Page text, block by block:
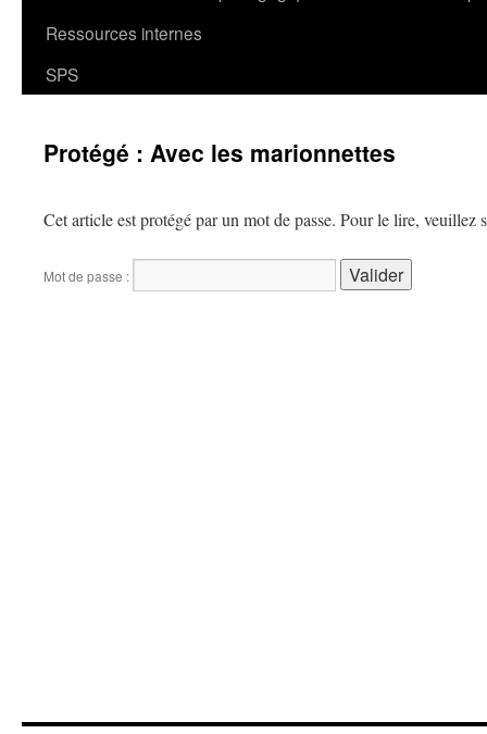
Ressources internes
SPS
Protégé : Avec les marionnettes
Cet article est protégé par un mot de passe. Pour le lire, veuillez
Mot de passe :